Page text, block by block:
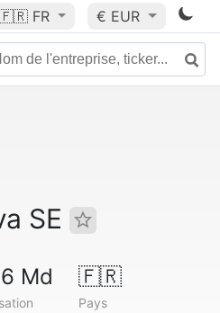
🇫🇷 FR € EUR
SE
Md 🇫🇷
Pays